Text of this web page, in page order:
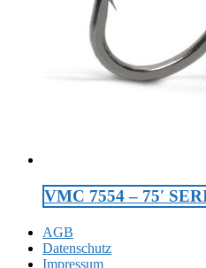
VMC 7554 – 75′
AGB
Datenschutz
Impressum